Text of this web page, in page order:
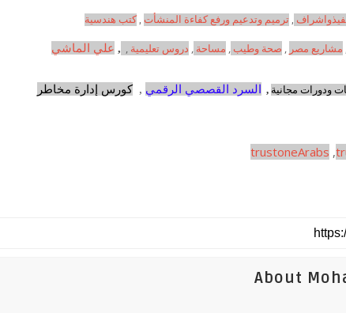
, ترميم وتدعيم ورفع كفاءة المنشأت ,كتب هندسية
مشاريع مصر , صحة وطيب , مساحة , دروس تعليمية ,
, علي الماشي
ودورات مجانية , السرد القصصي الرقمي ,كورس إدارة مخاطر
trustoneArabs ,
About